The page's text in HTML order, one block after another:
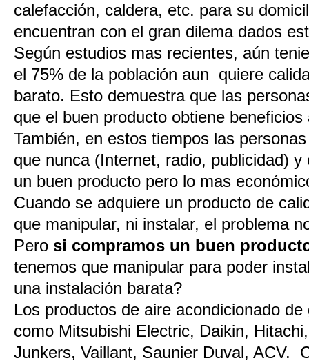
calefacción, caldera, etc. para su
encuentran con el gran dilema dados
Según estudios mas recientes, aún
el 75% de la población aun quiere
barato. Esto demuestra que las
que el buen producto obtiene beneficios
También, en estos tiempos las
que nunca (Internet, radio, publicidad)
un buen producto pero lo mas
Cuando se adquiere un producto de
que manipular, ni instalar, el problema
Pero si compramos un buen
tenemos que manipular para poder
una instalación barata?
Los productos de aire acondicionado
como Mitsubishi Electric, Daikin,
Junkers, Vaillant, Saunier Duval, ACV.